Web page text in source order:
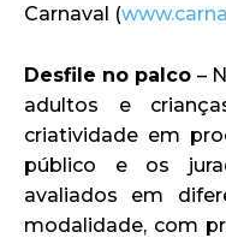
Carnaval (
Desfile no palco –
adultos e
criatividade em
público e os
avaliados em
modalidade, com